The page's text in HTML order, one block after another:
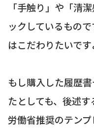
「手触り」や「清
ックしているもの
はこだわりたいです
もし購入した履歴
たとしても、後述
労働省推奨のテンプ